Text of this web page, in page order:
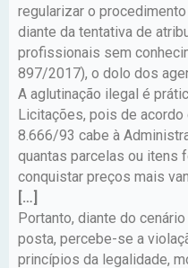
regularizar o
diante da tentativa de
profissionais sem
897/2017), o dolo dos
A aglutinação ilegal é
Licitações, pois de acordo
8.666/93 cabe à
quantas parcelas ou itens
conquistar preços mais
[…]
Portanto, diante do
posta, percebe-se a
princípios da legalidade,